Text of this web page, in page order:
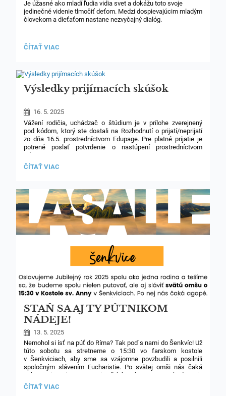
Je úžasné ako mladí ľudia vidia svet a dokážu toto svoje
jedinečné videnie tlmočiť deťom. Medzi dospievajúcim mladým
človekom a dieťaťom nastane nezvyčajný dialóg.
Študenti vyššieho gymnázia Spojenej školy de La Salle zavítali
pre našich žiakov. Sivá rutina bežného ospalého piatka sa
premenila, zahrala veselými farbami. Deti boli nadšené
a motivované, mladí gymnazisti zase príjemne prekvapení
pre obidve strany obohacujúca.
ROVESNÍCKE
ČÍTAŤ VIAC
Výsledky prijímacích skúšok
16. 5. 2025
Vážení rodičia, uchádzač o štúdium je v prílohe zverejnený
pod kódom, ktorý ste dostali na Rozhodnutí o prijatí/neprijatí
zo dňa 16.5. prostredníctvom Edupage. Pre platné prijatie je
potrené poslať potvrdenie o nastúpení prostredníctvom
Edupage.
Blahoželáme úspešným uchádzačom!
PS_vysledky.pdf
VÝSLEDKY
ČÍTAŤ VIAC
STAŇ SA AJ TY PÚTNIKOM
NÁDEJE!
13. 5. 2025
Nemohol si ísť na púť do Ríma? Tak poď s nami do Šenkvíc! Už
túto sobotu sa stretneme o 15:30 vo farskom kostole
v Šenkviciach, aby sme sa vzájomne povzbudili a posilnili
spoločným slávením Eucharistie. Po svätej omši nás čaká
pohostenie, priestor na priateľské rozhovory a na budovanie
našej školskej rodiny. Doprava je individuálna
(vlakom/autom/autobusom a pod.) alebo sa môžeš pripojiť
STAŇ
ČÍTAŤ VIAC